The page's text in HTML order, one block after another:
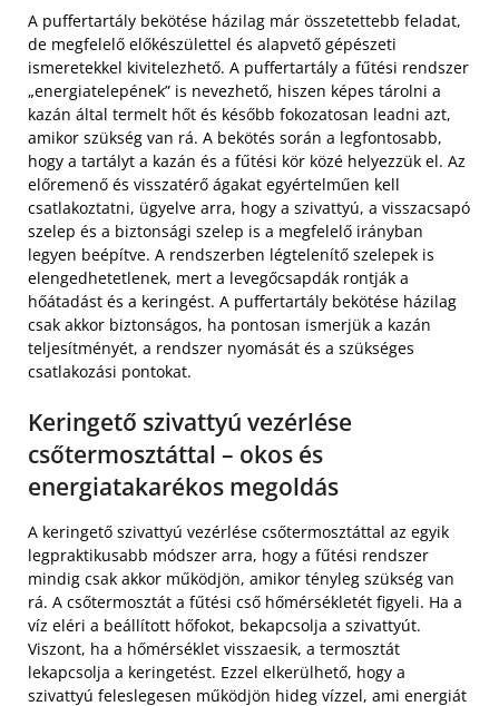
A puffertartály bekötése házilag már összetettebb feladat,
de megfelelő előkészülettel és alapvető gépészeti
ismeretekkel kivitelezhető. A puffertartály a fűtési rendszer
„energiatelepének” is nevezhető, hiszen képes tárolni a
kazán által termelt hőt és később fokozatosan leadni azt,
amikor szükség van rá. A bekötés során a legfontosabb,
hogy a tartályt a kazán és a fűtési kör közé helyezzük el. Az
előremenő és visszatérő ágakat egyértelműen kell
csatlakoztatni, ügyelve arra, hogy a szivattyú, a visszacsapó
szelep és a biztonsági szelep is a megfelelő irányban
legyen beépítve. A rendszerben légtelenítő szelepek is
elengedhetetlenek, mert a levegőcsapdák rontják a
hőátadást és a keringést. A puffertartály bekötése házilag
csak akkor biztonságos, ha pontosan ismerjük a kazán
teljesítményét, a rendszer nyomását és a szükséges
csatlakozási pontokat.
Keringető szivattyú vezérlése
csőtermosztáttal – okos és
energiatakarékos megoldás
A keringető szivattyú vezérlése csőtermosztáttal az egyik
legpraktikusabb módszer arra, hogy a fűtési rendszer
mindig csak akkor működjön, amikor tényleg szükség van
rá. A csőtermosztát a fűtési cső hőmérsékletét figyeli. Ha a
víz eléri a beállított hőfokot, bekapcsolja a szivattyút.
Viszont, ha a hőmérséklet visszaesik, a termosztát
lekapcsolja a keringetést. Ezzel elkerülhető, hogy a
szivattyú feleslegesen működjön hideg vízzel, ami energiát